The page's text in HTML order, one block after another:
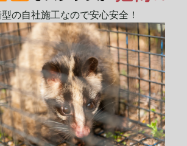
の自社施工なので安心安全！